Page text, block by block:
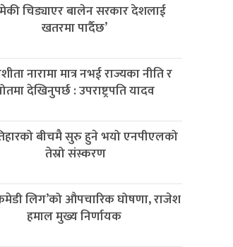
चिड्याएर बालेन सरकार देशलाई
खतरमा पार्दैछ’
नारामा मात्र नभई राज्यका नीति र
देखिनुपर्छ : उपराष्ट्रपति यादव
बीचमै सुरु हुने भयो एनपीएलको
तेस्रो संस्करण
लिग’को औपचारिक घोषणा, राजेश
हमाल मुख्य निर्णायक